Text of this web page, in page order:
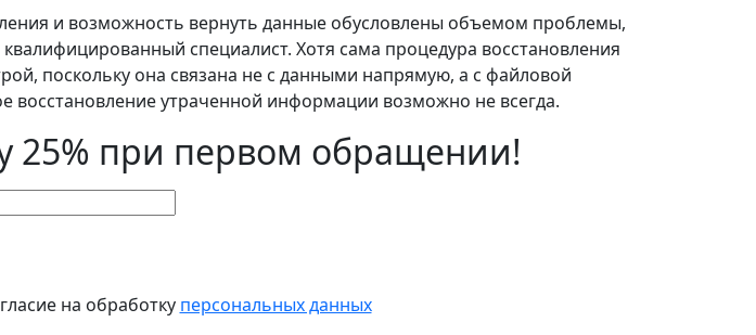
и возможность вернуть данные обусловлены объемом проблемы,
специалист. Хотя сама процедура восстановления
поскольку она связана не с данными напрямую, а с файловой
восстановление утраченной информации возможно не всегда.
25% при первом обращении!
на обработку персональных данных